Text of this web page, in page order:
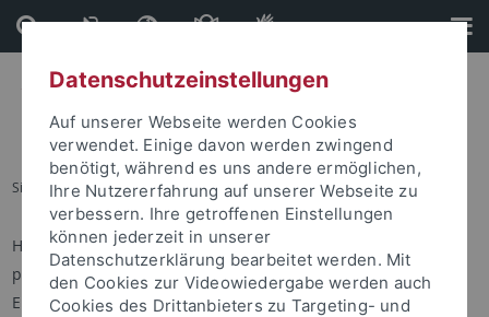
Direkt
zum
Inhalt
Direkt
zur
Fußleiste
Sie sind hier: Startseite ... People
Here you will find some basic information about all those
people who are members of - or somehow related to the
ERCCT, like
Datenschutzeinstellungen
Auf unserer Webseite werden Cookies
verwendet. Einige davon werden zwingend
benötigt, während es uns andere ermöglichen,
Ihre Nutzererfahrung auf unserer Webseite zu
verbessern. Ihre getroffenen Einstellungen
können jederzeit in unserer
Datenschutzerklärung bearbeitet werden. Mit
den Cookies zur Videowiedergabe werden auch
Cookies des Drittanbieters zu Targeting- und